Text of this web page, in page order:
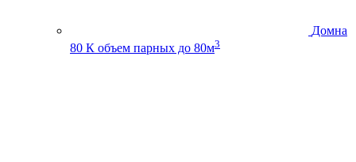
Домна
80 К объем парных до 80м3